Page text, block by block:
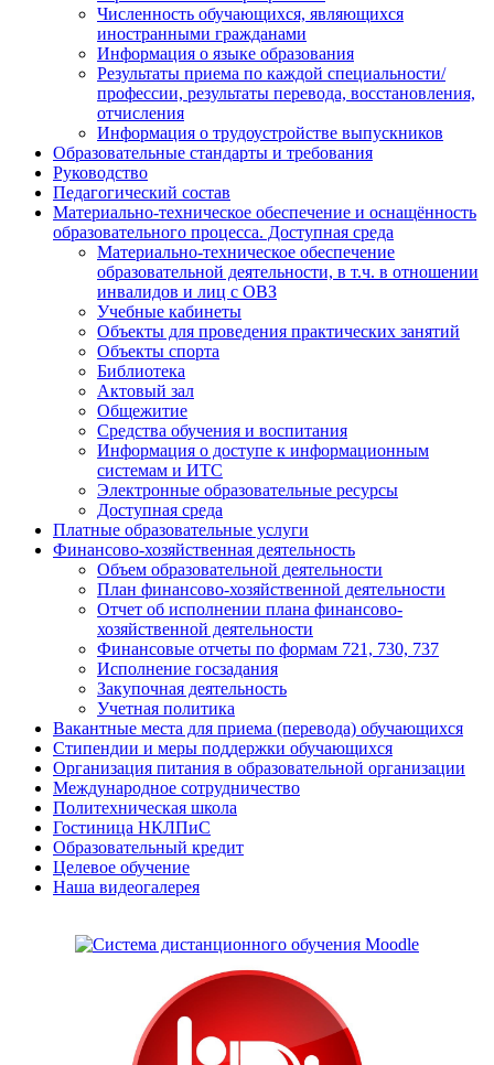
Численность обучающихся, являющихся
иностранными гражданами
Информация о языке образования
Результаты приема по каждой специальности/
профессии, результаты перевода, восстановления,
отчисления
Информация о трудоустройстве выпускников
Образовательные стандарты и требования
Руководство
Педагогический состав
Материально-техническое обеспечение и оснащённость
образовательного процесса. Доступная среда
Материально-техническое обеспечение
образовательной деятельности, в т.ч. в отношении
инвалидов и лиц с ОВЗ
Учебные кабинеты
Объекты для проведения практических занятий
Объекты спорта
Библиотека
Актовый зал
Общежитие
Средства обучения и воспитания
Информация о доступе к информационным
системам и ИТС
Электронные образовательные ресурсы
Доступная среда
Платные образовательные услуги
Финансово-хозяйственная деятельность
Объем образовательной деятельности
План финансово-хозяйственной деятельности
Отчет об исполнении плана финансово-
хозяйственной деятельности
Финансовые отчеты по формам 721, 730, 737
Исполнение госзадания
Закупочная деятельность
Учетная политика
Вакантные места для приема (перевода) обучающихся
Стипендии и меры поддержки обучающихся
Организация питания в образовательной организации
Международное сотрудничество
Политехническая школа
Гостиница НКЛПиС
Образовательный кредит
Целевое обучение
Наша видеогалерея